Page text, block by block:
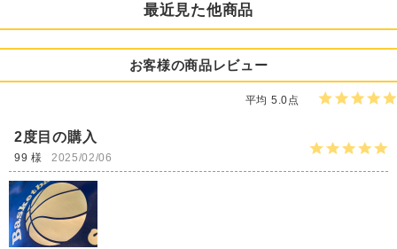
最近見た他商品
お客様の商品レビュー
平均 5.0点
2度目の購入
99 様 2025/02/06